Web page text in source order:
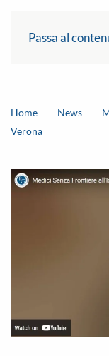
Passa al
Home News
Verona